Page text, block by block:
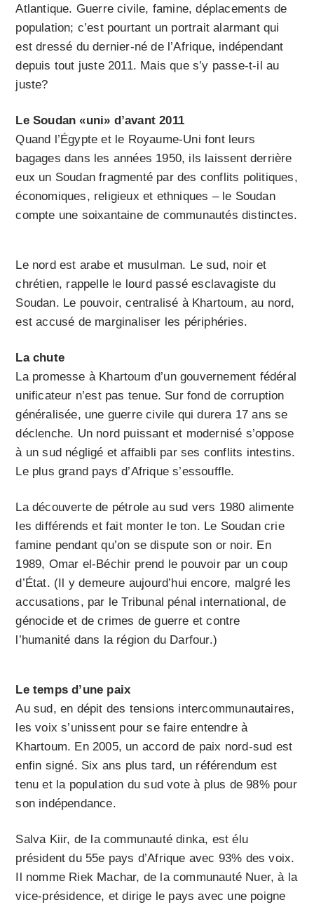
Atlantique. Guerre civile, famine, déplacements de
population; c’est pourtant un portrait alarmant qui
est dressé du dernier-né de l’Afrique, indépendant
depuis tout juste 2011. Mais que s’y passe-t-il au
juste?
Le Soudan «uni» d’avant 2011
Quand l’Égypte et le Royaume-Uni font leurs
bagages dans les années 1950, ils laissent derrière
eux un Soudan fragmenté par des conflits politiques,
économiques, religieux et ethniques – le Soudan
compte une soixantaine de communautés distinctes.
Le nord est arabe et musulman. Le sud, noir et
chrétien, rappelle le lourd passé esclavagiste du
Soudan. Le pouvoir, centralisé à Khartoum, au nord,
est accusé de marginaliser les périphéries.
La chute
La promesse à Khartoum d’un gouvernement fédéral
unificateur n’est pas tenue. Sur fond de corruption
généralisée, une guerre civile qui durera 17 ans se
déclenche. Un nord puissant et modernisé s’oppose
à un sud négligé et affaibli par ses conflits intestins.
Le plus grand pays d’Afrique s’essouffle.
La découverte de pétrole au sud vers 1980 alimente
les différends et fait monter le ton. Le Soudan crie
famine pendant qu’on se dispute son or noir. En
1989, Omar el-Béchir prend le pouvoir par un coup
d’État. (Il y demeure aujourd’hui encore, malgré les
accusations, par le Tribunal pénal international, de
génocide et de crimes de guerre et contre
l’humanité dans la région du Darfour.)
Le temps d’une paix
Au sud, en dépit des tensions intercommunautaires,
les voix s’unissent pour se faire entendre à
Khartoum. En 2005, un accord de paix nord-sud est
enfin signé. Six ans plus tard, un référendum est
tenu et la population du sud vote à plus de 98% pour
son indépendance.
Salva Kiir, de la communauté dinka, est élu
président du 55e pays d’Afrique avec 93% des voix.
Il nomme Riek Machar, de la communauté Nuer, à la
vice-présidence, et dirige le pays avec une poigne